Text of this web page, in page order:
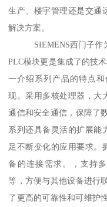
生产、楼宇管理还是交通
解决方案。
SIEMENS西门子作为
PLC模块更是集成了的技
一介绍系列产品的特点和
现。采用多核处理器，大
通信和安全通信，保障了
系列还具备灵活的扩展能
足不断变化的应用要求。
备的连接需求。，支持
等，方便与其他设备进行
了更高的可靠性和可维护